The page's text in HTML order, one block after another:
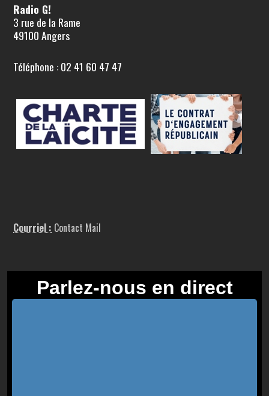
Radio G!
3 rue de la Rame
49100 Angers
Téléphone : 02 41 60 47 47
Courriel : Contact Mail